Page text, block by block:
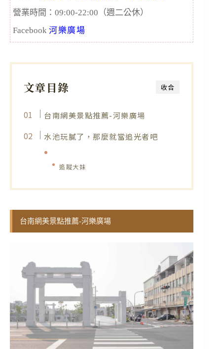
營業時間：09:00-22:00（週二公休）
Facebook 河樂廣場
收合
文章目錄
台南網美景點推薦-河樂廣場
水池玩膩了，那麼就當追光者吧
追蹤大妹
台南網美景點推薦-河樂廣場